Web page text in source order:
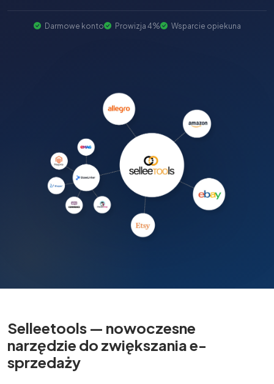
Darmowe konto Prowizja 4% Wsparcie opiekuna
Selleetools — nowoczesne
narzędzie do zwiększania e-
sprzedaży